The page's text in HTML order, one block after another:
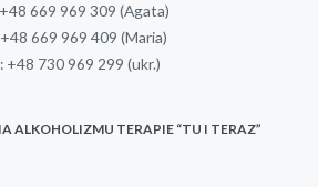
+48 669 969 309 (Agata)
+48 669 969 409 (Maria)
+48 730 969 299 (ukr.)
ALKOHOLIZMU TERAPIE “TU I TERAZ”